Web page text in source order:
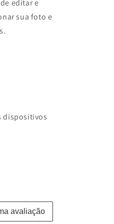
editar e
sua foto e
dispositivos
avaliação